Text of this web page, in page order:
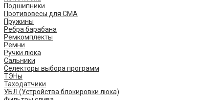
Подшипники
Противовесы для СМА
Пружины
Ребра барабана
Ремкомплекты
Ремни
Ручки люка
Сальники
Селекторы выбора программ
ТЭНы
Таходатчики
УБЛ (Устройства блокировки люка)